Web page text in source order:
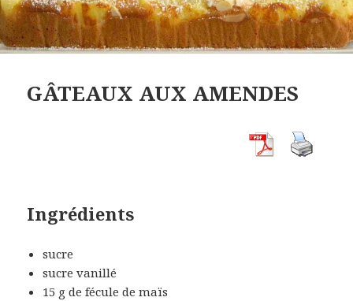
GÂTEAUX AUX AMENDES
Ingrédients
sucre
sucre vanillé
15 g de fécule de maïs